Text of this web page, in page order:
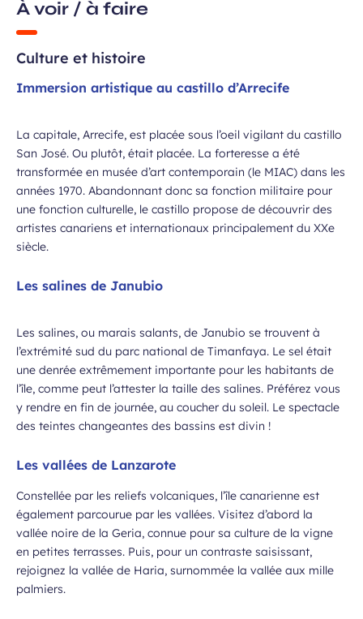
À voir / à faire
Culture et histoire
Immersion artistique au castillo d’Arrecife
La capitale, Arrecife, est placée sous l’oeil vigilant du castillo
San José. Ou plutôt, était placée. La forteresse a été
transformée en musée d’art contemporain (le MIAC) dans les
années 1970. Abandonnant donc sa fonction militaire pour
une fonction culturelle, le castillo propose de découvrir des
artistes canariens et internationaux principalement du XXe
siècle.
Les salines de Janubio
Les salines, ou marais salants, de Janubio se trouvent à
l’extrémité sud du parc national de Timanfaya. Le sel était
une denrée extrêmement importante pour les habitants de
l’île, comme peut l’attester la taille des salines. Préférez vous
y rendre en fin de journée, au coucher du soleil. Le spectacle
des teintes changeantes des bassins est divin !
Les vallées de Lanzarote
Constellée par les reliefs volcaniques, l’île canarienne est
également parcourue par les vallées. Visitez d’abord la
vallée noire de la Geria, connue pour sa culture de la vigne
en petites terrasses. Puis, pour un contraste saisissant,
rejoignez la vallée de Haria, surnommée la vallée aux mille
palmiers.
la newsletter